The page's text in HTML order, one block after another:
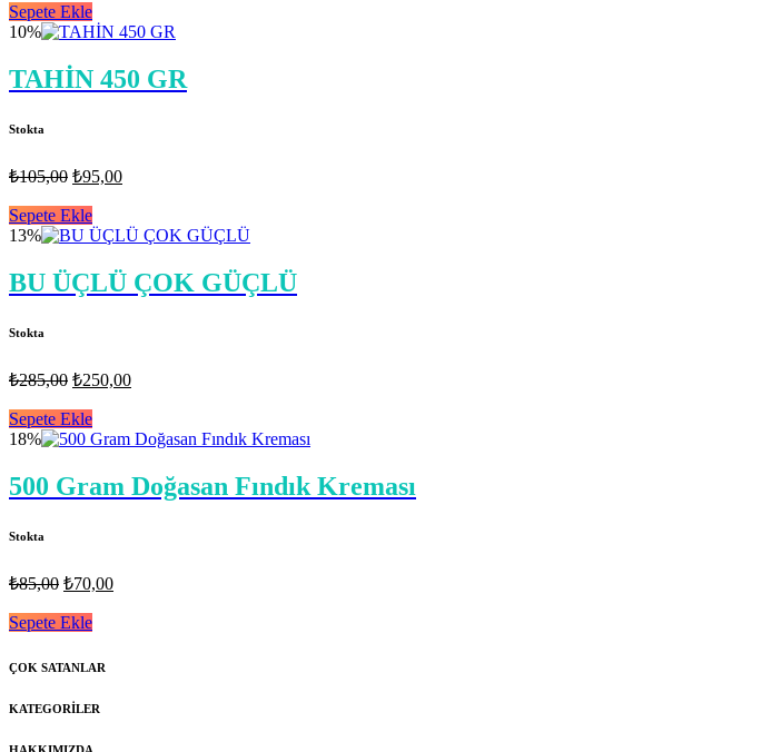
₺195,00.
₺165,00.
Sepete Ekle
10%
TAHİN 450 GR
Stokta
₺105,00 Orijinal
₺105,00.
₺95,00Şu
₺95,00.
Sepete Ekle
13%
BU ÜÇLÜ ÇOK GÜÇLÜ
Stokta
₺285,00 Orijinal
₺285,00.
₺250,00Şu
₺250,00.
Sepete Ekle
18%
500 Gram Doğasan Fındık Kreması
Stokta
₺85,00 Orijinal
₺85,00.
₺70,00Şu
Sepete Ekle
ÇOK SATANLAR
KATEGORİLER